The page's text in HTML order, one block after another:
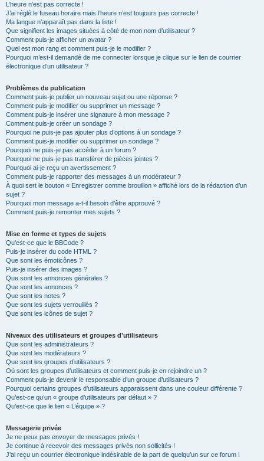
L’heure n’est pas correcte !
J’ai réglé le fuseau horaire mais l’heure n’est toujours pas correcte !
Ma langue n’apparaît pas dans la liste !
Que signifient les images situées à côté de mon nom d’utilisateur ?
Comment puis-je afficher un avatar ?
Quel est mon rang et comment puis-je le modifier ?
Pourquoi m’est-il demandé de me connecter lorsque je clique sur le lien de courrier
électronique d’un utilisateur ?
Problèmes de publication
Comment puis-je publier un nouveau sujet ou une réponse ?
Comment puis-je modifier ou supprimer un message ?
Comment puis-je insérer une signature à mon message ?
Comment puis-je créer un sondage ?
Pourquoi ne puis-je pas ajouter plus d’options à un sondage ?
Comment puis-je modifier ou supprimer un sondage ?
Pourquoi ne puis-je pas accéder à un forum ?
Pourquoi ne puis-je pas transférer de pièces jointes ?
Pourquoi ai-je reçu un avertissement ?
Comment puis-je rapporter des messages à un modérateur ?
À quoi sert le bouton « Enregistrer comme brouillon » affiché lors de la rédaction d’un
sujet ?
Pourquoi mon message a-t-il besoin d’être approuvé ?
Comment puis-je remonter mes sujets ?
Mise en forme et types de sujets
Qu’est-ce que le BBCode ?
Puis-je insérer du code HTML ?
Que sont les émoticônes ?
Puis-je insérer des images ?
Que sont les annonces générales ?
Que sont les annonces ?
Que sont les notes ?
Que sont les sujets verrouillés ?
Que sont les icônes de sujet ?
Niveaux des utilisateurs et groupes d’utilisateurs
Que sont les administrateurs ?
Que sont les modérateurs ?
Que sont les groupes d’utilisateurs ?
Où sont les groupes d’utilisateurs et comment puis-je en rejoindre un ?
Comment puis-je devenir le responsable d’un groupe d’utilisateurs ?
Pourquoi certains groupes d’utilisateurs apparaissent dans une couleur différente ?
Qu’est-ce qu’un « groupe d’utilisateurs par défaut » ?
Qu’est-ce que le lien « L’équipe » ?
Messagerie privée
Je ne peux pas envoyer de messages privés !
Je continue à recevoir des messages privés non sollicités !
J’ai reçu un courrier électronique indésirable de la part de quelqu’un sur ce forum !